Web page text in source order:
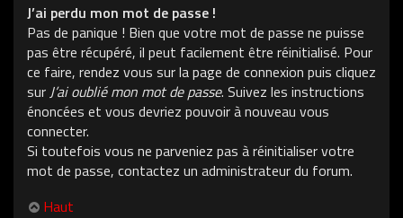
J’ai perdu mon mot de passe !
Pas de panique ! Bien que votre mot de passe ne puisse
pas être récupéré, il peut facilement être réinitialisé. Pour
ce faire, rendez vous sur la page de connexion puis cliquez
sur J’ai oublié mon mot de passe. Suivez les instructions
énoncées et vous devriez pouvoir à nouveau vous
connecter.
Si toutefois vous ne parveniez pas à réinitialiser votre
mot de passe, contactez un administrateur du forum.
Haut